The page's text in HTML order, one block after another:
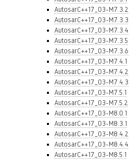
AutosarC++17_03-M7.3.2
AutosarC++17_03-M7.3.3
AutosarC++17_03-M7.3.4
AutosarC++17_03-M7.3.5
AutosarC++17_03-M7.3.6
AutosarC++17_03-M7.4.1
AutosarC++17_03-M7.4.2
AutosarC++17_03-M7.4.3
AutosarC++17_03-M7.5.1
AutosarC++17_03-M7.5.2
AutosarC++17_03-M8.0.1
AutosarC++17_03-M8.3.1
AutosarC++17_03-M8.4.2
AutosarC++17_03-M8.4.4
AutosarC++17_03-M8.5.1